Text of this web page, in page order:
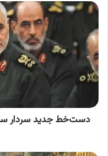
دست‌خط
سردار
سلیمانی:
حاضرم
هر
چه
به
دست‌خط جدید سردار